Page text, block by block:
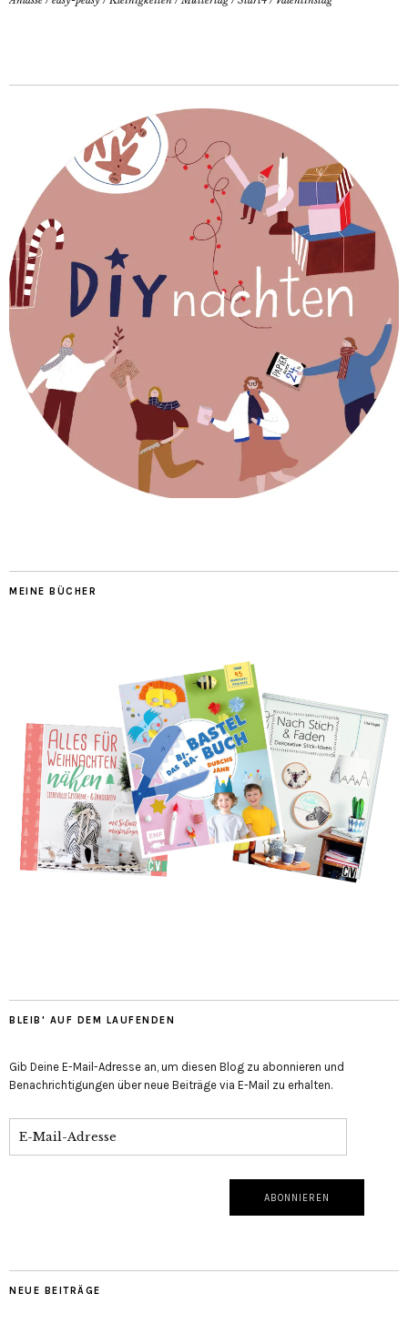
MEINE BÜCHER
BLEIB' AUF DEM LAUFENDEN
Gib Deine E-Mail-Adresse an, um diesen Blog zu abonnieren und
Benachrichtigungen über neue Beiträge via E-Mail zu erhalten.
NEUE BEITRÄGE